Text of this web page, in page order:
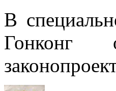
В
Гонконг